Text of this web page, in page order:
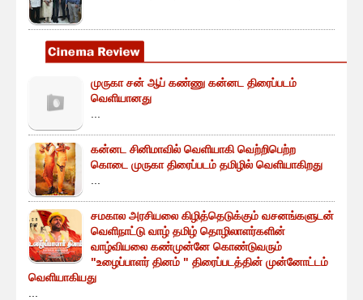
முருகா சன் ஆப் கண்ணு கன்னட திரைப்படம்
வெளியானது
கன்னட சினிமாவில் வெளியாகி வெற்றிபெற்ற
கொடை முருகா திரைப்படம் தமிழில் வெளியாகிறது
சமகால அரசியலை கிழித்தெடுக்கும் வசனங்களுடன்
வெளிநாட்டு வாழ் தமிழ் தொழிலாளர்களின்
வாழ்வியலை கண்முன்னே கொண்டுவரும்
"உழைப்பாளர் தினம் " திரைப்படத்தின் முன்னோட்டம்
வெளியாகியது